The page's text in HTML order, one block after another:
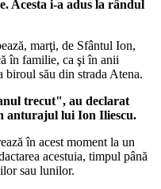
Acesta i-a adus la rândul
marţi, de Sfântul Ion,
în familie, ca şi în anii
său din strada Atena.
trecut", au declarat
anturajul lui Ion Iliescu.
în acest moment la un
acestuia, timpul până
sau lunilor.